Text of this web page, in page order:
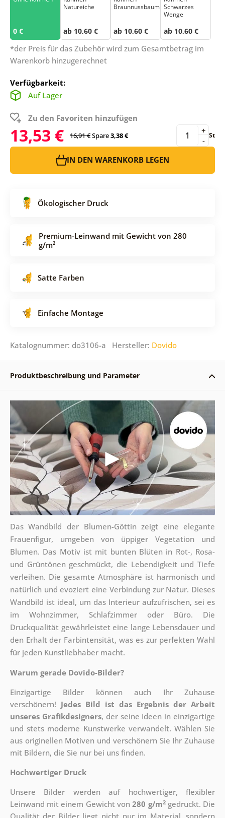
0 €
Natureiche
ab 10,60 €
Braunnussbaum
ab 10,60 €
Schwarzes
Wenge
ab 10,60 €
*der Preis für das Zubehör wird zum Gesamtbetrag im
Warenkorb hinzugerechnet
Verfügbarkeit:
Auf Lager
Zu den Favoriten hinzufügen
13,53 € 16,91 €Spare3,38 € -
+ St
IN DEN WARENKORB LEGEN
Ökologischer Druck
Premium-Leinwand mit Gewicht von 280
g/m²
Satte Farben
Einfache Montage
Katalognummer: do3106-a Hersteller: Dovido
Produktbeschreibung und Parameter
Das Wandbild der Blumen-Göttin zeigt eine elegante
Frauenfigur, umgeben von üppiger Vegetation und
Blumen. Das Motiv ist mit bunten Blüten in Rot-, Rosa-
und Grüntönen geschmückt, die Lebendigkeit und Tiefe
verleihen. Die gesamte Atmosphäre ist harmonisch und
natürlich und evoziert eine Verbindung zur Natur. Dieses
Wandbild ist ideal, um das Interieur aufzufrischen, sei es
im Wohnzimmer, Schlafzimmer oder Büro. Die
Druckqualität gewährleistet eine lange Lebensdauer und
den Erhalt der Farbintensität, was es zur perfekten Wahl
für jeden Kunstliebhaber macht.
Warum gerade Dovido-Bilder?
Einzigartige Bilder können auch Ihr Zuhause
verschönern! Jedes Bild ist das Ergebnis der Arbeit
unseres Grafikdesigners, der seine Ideen in einzigartige
und stets moderne Kunstwerke verwandelt. Wählen Sie
aus originellen Motiven und verschönern Sie Ihr Zuhause
mit Bildern, die Sie nur bei uns finden.
Hochwertiger Druck
Unsere Bilder werden auf hochwertiger, flexibler
Leinwand mit einem Gewicht von280 g/m2gedruckt. Die